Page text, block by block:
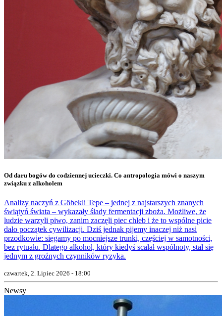
Od daru bogów do codziennej ucieczki. Co antropologia mówi o naszym
związku z alkoholem
Analizy naczyń z Göbekli Tepe – jednej z najstarszych znanych
świątyń świata – wykazały ślady fermentacji zboża. Możliwe, że
ludzie warzyli piwo, zanim zaczęli piec chleb i że to wspólne picie
dało początek cywilizacji. Dziś jednak pijemy inaczej niż nasi
przodkowie: sięgamy po mocniejsze trunki, częściej w samotności,
bez rytuału. Dlatego alkohol, który kiedyś scalał wspólnoty, stał się
jednym z groźnych czynników ryzyka.
czwartek, 2. Lipiec 2026 - 18:00
Newsy